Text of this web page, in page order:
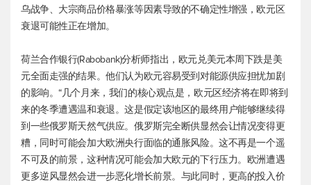
乌战争、大宗商品价格暴涨等因素导致的不确定性增强，欧元区
衰退可能性正在增加。
荷兰合作银行(Rabobank)分析师指出， 欧元兑美元本周下跌是美
元全面走强的结果。他们认为欧元容易受到对能源供应担忧加剧
的影响。“几个月来，我们的核心观点是，欧元区经济将在即将到
来的冬季遭遇温和衰退。这是假定该地区的最终用户能够继续得
到一些俄罗斯天然气供应。俄罗斯完全断供显然会让情况变得更
糟，同时可能会加大欧洲央行面临的通胀风险。这不再是一个遥
不可及的前景，这种情况可能会加大欧元的下行压力。欧洲遭遇
更多逆风显然会进一步恶化增长前景。与此同时，更高的投入价